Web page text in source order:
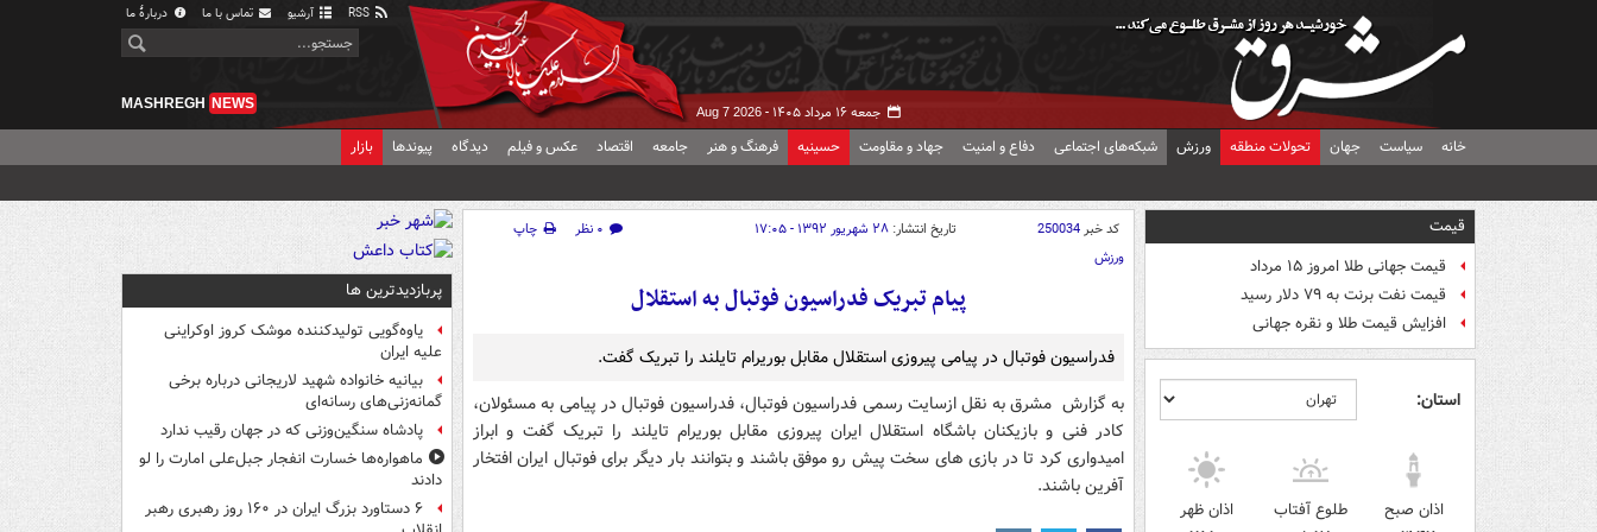
آرشیو تماس با ما دربارهٔ ما
جمعه ۱۶ مرداد ۱۴۰۵ - Aug 7 2026
MASHREGH NEWS
خانه سیاست جهان تحولات منطقه ورزش شبکه‌های اجتماعی دفاع و امنیت جهاد و مقاومت حسینیه فرهنگ و هنر جامعه اقتصاد عکس و فیلم دیدگاه پیوندها بازار
قیمت
قیمت جهانی طلا امروز ۱۵ مرداد
قیمت نفت برنت به ۷۹ دلار رسید
افزایش قیمت طلا و نقره جهانی
استان:
اذان صبح
طلوع آفتاب
اذان ظهر
کد خبر250034 تاریخ انتشار: ۲۸ شهریور ۱۳۹۲ - ۱۷:۰۵ ۰ نظر
چاپ
ورزش
پیام تبریک فدراسیون فوتبال به استقلال
فدراسیون فوتبال در پیامی پیروزی استقلال مقابل بوریرام تایلند را تبریک گفت.
به گزارش مشرق به نقل ازسایت رسمی فدراسیون فوتبال، فدراسیون فوتبال در پیامی به مسئولان،
کادر فنی و بازیکنان باشگاه استقلال ایران پیروزی مقابل بوریرام تایلند را تبریک گفت و ابراز
امیدواری کرد تا در بازی های سخت پیش رو موفق باشند و بتوانند بار دیگر برای فوتبال ایران افتخار
آفرین باشند.
پربازدیدترین ها
یاوه‌گویی تولیدکننده موشک کروز اوکراینی
علیه ایران
بیانیه خانواده شهید لاریجانی درباره برخی
گمانه‌زنی‌های رسانه‌ای
پادشاه سنگین‌وزنی که در جهان رقیب ندارد
ماهواره‌ها خسارت انفجار جبل‌علی امارت را لو
دادند
۶ دستاورد بزرگ ایران در ۱۶۰ روز رهبری رهبر